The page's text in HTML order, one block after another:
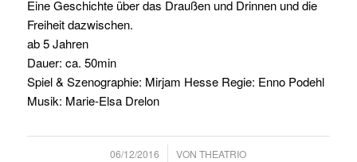
Eine Geschichte über das Draußen und Drinnen und die
Freiheit dazwischen.
ab 5 Jahren
Dauer: ca. 50min
Spiel & Szenographie: Mirjam Hesse Regie: Enno Podehl
Musik: Marie-Elsa Drelon
06/12/2016
/ VONTHEATRIO